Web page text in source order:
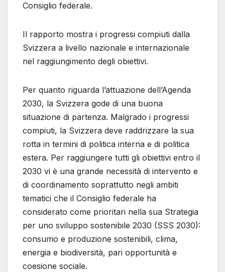
Consiglio federale.
Il rapporto mostra i progressi compiuti dalla
Svizzera a livello nazionale e internazionale
nel raggiungimento degli obiettivi.
Per quanto riguarda l’attuazione dell’Agenda
2030, la Svizzera gode di una buona
situazione di partenza. Malgrado i progressi
compiuti, la Svizzera deve raddrizzare la sua
rotta in termini di politica interna e di politica
estera. Per raggiungere tutti gli obiettivi entro il
2030 vi è una grande necessità di intervento e
di coordinamento soprattutto negli ambiti
tematici che il Consiglio federale ha
considerato come prioritari nella sua Strategia
per uno sviluppo sostenibile 2030 (SSS 2030):
consumo e produzione sostenibili, clima,
energia e biodiversità, pari opportunità e
coesione sociale.